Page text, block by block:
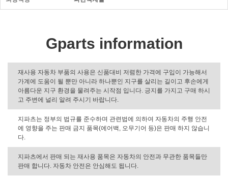
Gparts information
재사용 자동차 부품의 사용은 신품대비 저렴한 가격에 구입이 가능해서
가계에 도움이 될 뿐만 아니라 하나뿐인 지구를 살리는 길이고 후손에게
아름다운 지구 환경을 물려주는 시작점 입니다. 긍지를 가지고 구매 하시
고 주변에 널리 알려 주시기 바랍니다.
지파츠는 정부의 법규를 준수하며 관련법에 의하여 자동차의 주행 안전
에 영향을 주는 판매 금지 품목(에어백, 오무기어 등)은 판매 하지 않습니
다.
지파츠에서 판매 되는 재사용 품목은 자동차의 안전과 무관한 품목들만
판매 합니다. 자동차 안전은 안심해도 됩니다.